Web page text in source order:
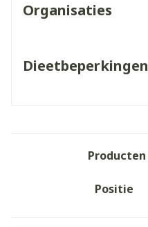
Organisaties
Dieetbeperkingen
Producten
Sorteer op: